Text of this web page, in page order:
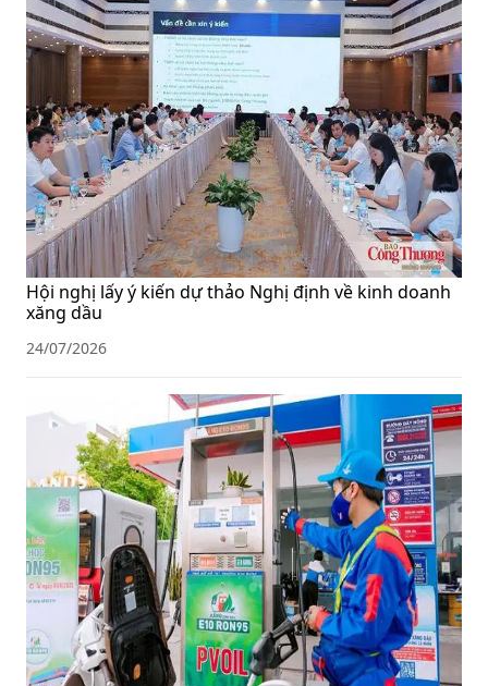
Hội nghị lấy ý kiến dự thảo Nghị định về kinh doanh
xăng dầu
24/07/2026